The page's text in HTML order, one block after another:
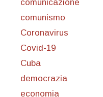
comunicazione
comunismo
Coronavirus
Covid-19
Cuba
democrazia
economia